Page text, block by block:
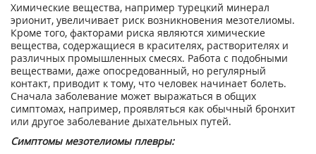
Химические вещества, например турецкий минерал
эрионит, увеличивает риск возникновения мезотелиомы.
Кроме того, факторами риска являются химические
вещества, содержащиеся в красителях, растворителях и
различных промышленных смесях. Работа с подобными
веществами, даже опосредованный, но регулярный
контакт, приводит к тому, что человек начинает болеть.
Сначала заболевание может выражаться в общих
симптомах, например, проявляться как обычный бронхит
или другое заболевание дыхательных путей.
Симптомы мезотелиомы плевры: